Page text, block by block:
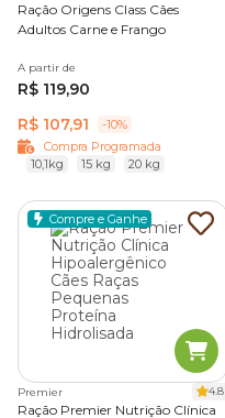
Ração Origens Class Cães
Adultos Carne e Frango
A partir de
R$ 119,90
R$ 107,91
-10%
Compra Programada
10,1kg
15 kg 20 kg
Compre e Ganhe
Premier 4.8
Ração Premier Nutrição Clínica